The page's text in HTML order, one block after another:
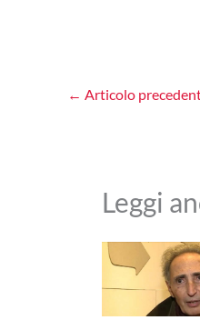
← Articolo
Leggi